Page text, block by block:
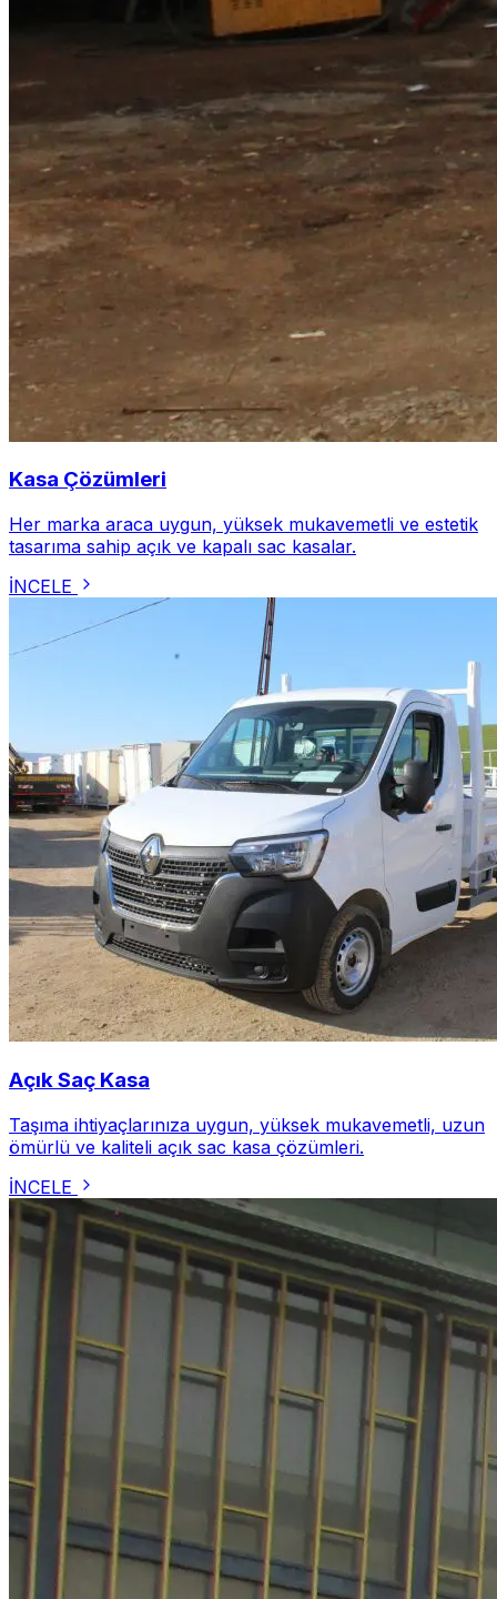
Kasa Çözümleri
Her marka araca uygun, yüksek mukavemetli ve estetik
tasarıma sahip açık ve kapalı sac kasalar.
İNCELE
Açık Saç Kasa
Taşıma ihtiyaçlarınıza uygun, yüksek mukavemetli, uzun
ömürlü ve kaliteli açık sac kasa çözümleri.
İNCELE